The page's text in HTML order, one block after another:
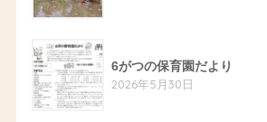
6がつの保育園だより
2026年5月30日